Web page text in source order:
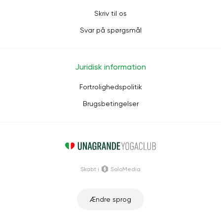
Skriv til os
Svar på spørgsmål
Juridisk information
Fortrolighedspolitik
Brugsbetingelser
Ændre sprog
Skabt i SoloMedia